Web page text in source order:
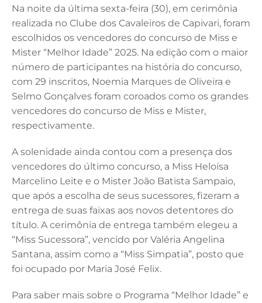
c
e
b
o
o
k
k
e
dI
n
it
te
r
ai
l
at
s
A
p
p
Na noite da última sexta-feira (30), em cerimônia
realizada no Clube dos Cavaleiros de Capivari, foram
escolhidos os vencedores do concurso de Miss e
Mister “Melhor Idade” 2025. Na edição com o maior
número de participantes na história do concurso,
com 29 inscritos, Noemia Marques de Oliveira e
Selmo Gonçalves foram coroados como os grandes
vencedores do concurso de Miss e Mister,
respectivamente.
A solenidade ainda contou com a presença dos
vencedores do último concurso, a Miss Heloísa
Marcelino Leite e o Mister João Batista Sampaio,
que após a escolha de seus sucessores, fizeram a
entrega de suas faixas aos novos detentores do
título. A cerimônia de entrega também elegeu a
“Miss Sucessora”, vencido por Valéria Angelina
Santana, assim como a “Miss Simpatia”, posto que
foi ocupado por Maria José Felix.
Para saber mais sobre o Programa “Melhor Idade” e